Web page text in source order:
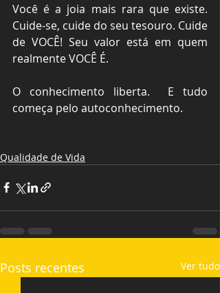
Você é a joia mais rara que existe.
Cuide-se, cuide do seu tesouro. Cuide
de VOCÊ! Seu valor está em quem
realmente VOCÊ É.
O conhecimento liberta.  E tudo
começa pelo autoconhecimento.
Qualidade de Vida
Posts recentes Ver tudo